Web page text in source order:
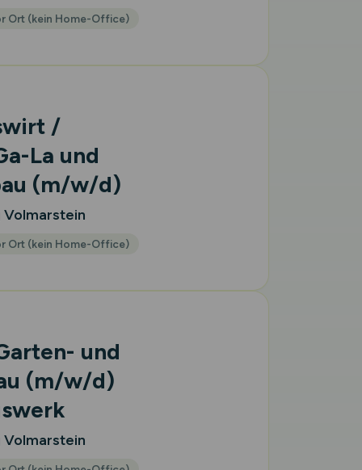
Ort (kein Home-Office)
/
La und
(m/w/d)
Volmarstein
Ort (kein Home-Office)
und
(m/w/d)
Volmarstein